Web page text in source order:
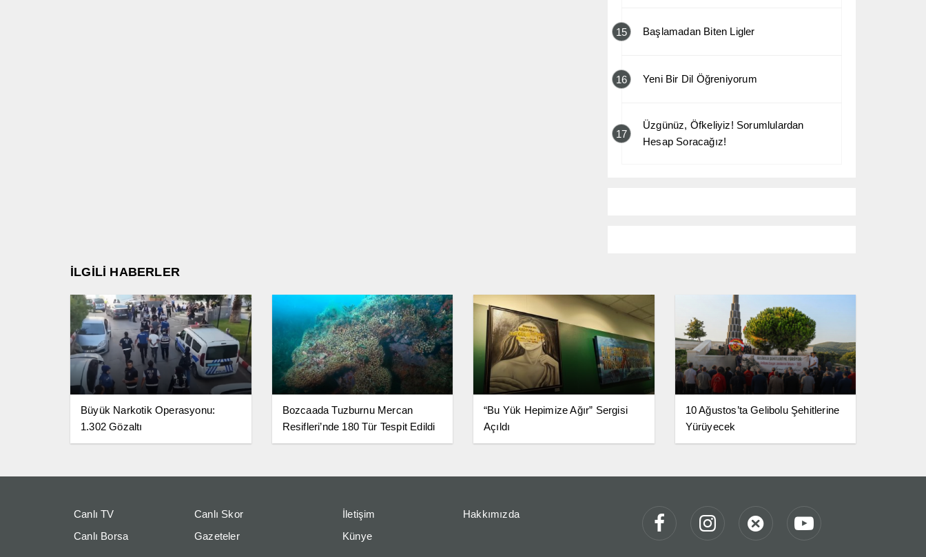
15 Başlamadan Biten Ligler
16 Yeni Bir Dil Öğreniyorum
17
Üzgünüz, Öfkeliyiz! Sorumlulardan
Hesap Soracağız!
İLGİLİ HABERLER
Büyük Narkotik Operasyonu:
1.302 Gözaltı
Bozcaada Tuzburnu Mercan
Resifleri’nde 180 Tür Tespit Edildi
“Bu Yük Hepimize Ağır” Sergisi
Açıldı
10 Ağustos’ta Gelibolu Şehitlerine
Yürüyecek
Canlı TV
Canlı Skor
Canlı Borsa
Gazeteler
İletişim
Hakkımızda
Künye